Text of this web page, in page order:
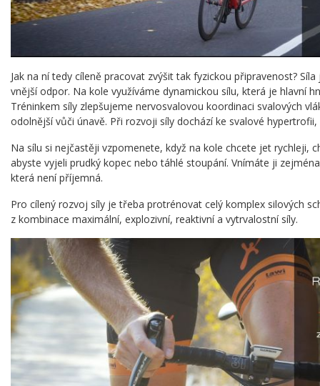
Jak na ní tedy cíleně pracovat zvýšit tak fyzickou připravenost?
vnější odpor. Na kole využíváme dynamickou sílu, která je hlavní
Tréninkem síly zlepšujeme nervosvalovou koordinaci svalových
odolnější vůči únavě. Při rozvoji síly dochází ke svalové
Na sílu si nejčastěji vzpomenete, když na kole chcete jet rychleji,
abyste vyjeli prudký kopec nebo táhlé stoupání. Vnímáte ji
která není příjemná.
Pro cílený rozvoj síly je třeba protrénovat celý komplex silových
z kombinace maximální, explozivní, reaktivní a vytrvalostní síly.